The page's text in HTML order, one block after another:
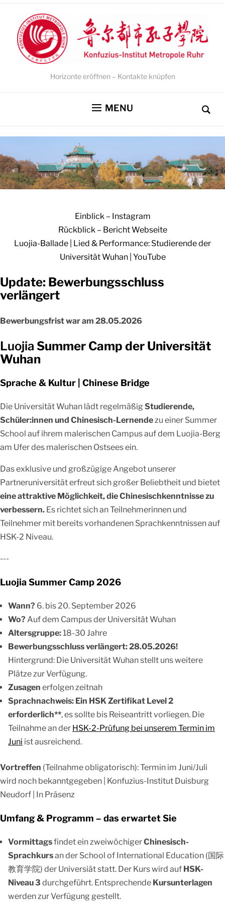
Horizonte eröffnen – Kontakte knüpfen
MENU
Einblick – Instagram
Rückblick – Bericht Webseite
Luojia-Ballade | Lied & Performance: Studierende der
Universität Wuhan | YouTube
Update: Bewerbungsschluss
verlängert
Bewerbungsfrist war am 28.05.2026
Luojia Summer Camp der Universität
Wuhan
Sprache & Kultur | Chinese Bridge
Die Universität Wuhan lädt regelmäßig Studierende,
Schüler:innen und Chinesisch-Lernendezu einer Summer
School auf ihrem malerischen Campus auf dem Luojia-Berg
am Ufer des malerischen Ostsees ein.
Das exklusive und großzügige Angebot unserer
Partneruniversität erfreut sich großer Beliebtheit und bietet
eine attraktive Möglichkeit, die Chinesischkenntnisse zu
verbessern. Es richtet sich an Teilnehmerinnen und
Teilnehmer mit bereits vorhandenen Sprachkenntnissen auf
HSK-2 Niveau.
---
Luojia Summer Camp 2026
Wann? 6. bis 20. September 2026
Wo? Auf dem Campus der Universität Wuhan
Altersgruppe:18-30 Jahre
Bewerbungsschluss verlängert: 28.05.2026!
Hintergrund: Die Universität Wuhan stellt uns weitere
Plätze zur Verfügung.
Zusagen erfolgen zeitnah
Sprachnachweis: Ein HSK Zertifikat Level 2
erforderlich**, es sollte bis Reiseantritt vorliegen. Die
Teilnahme an der HSK-2-Prüfung bei unserem Termin im
Juni ist ausreichend.
Vortreffen (Teilnahme obligatorisch): Termin im Juni/Juli
wird noch bekanntgegeben | Konfuzius-Institut Duisburg
Neudorf | In Präsenz
Umfang & Programm – das erwartet Sie
Vormittagsfindet ein zweiwöchigerChinesisch-
Sprachkursan der School of International Education (国际
教育学院) der Universiät statt. Der Kurs wird auf HSK-
Niveau 3 durchgeführt. Entsprechende Kursunterlagen
werden zur Verfügung gestellt.